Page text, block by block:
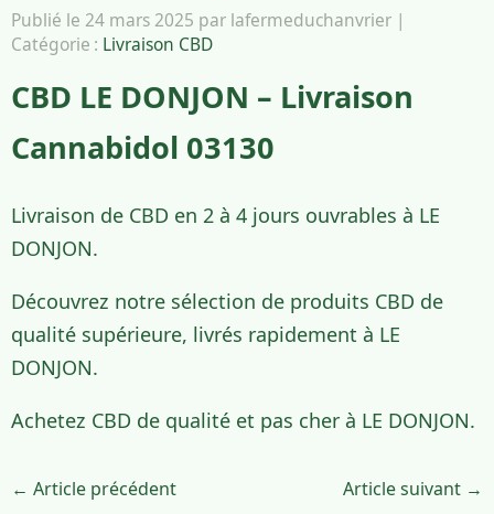
Publié le 24 mars 2025 par lafermeduchanvrier |
Catégorie : Livraison CBD
CBD LE DONJON – Livraison
Cannabidol 03130
Livraison de CBD en 2 à 4 jours ouvrables à LE
DONJON.
Découvrez notre sélection de produits CBD de
qualité supérieure, livrés rapidement à LE
DONJON.
Achetez CBD de qualité et pas cher à LE DONJON.
← Article précédent Article suivant →